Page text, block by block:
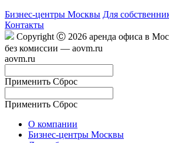
Бизнес-центры Москвы Для
Контакты
Copyright Ⓒ 2026 аренда офиса в
без комиссии — aovm.ru
aovm.ru
Применить Сброс
Применить Сброс
О компании
Бизнес-центры Москвы